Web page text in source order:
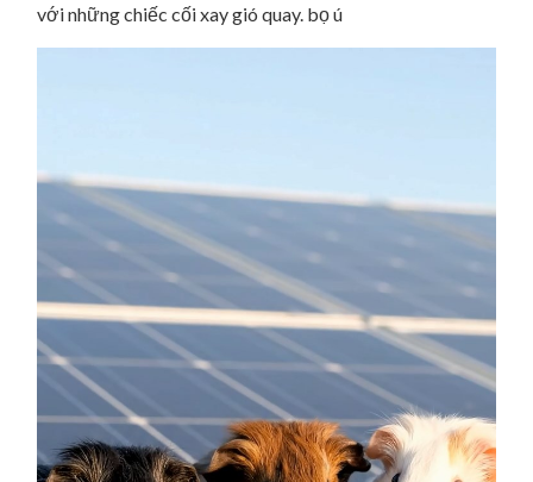
với những chiếc cối xay gió quay. bọ ú